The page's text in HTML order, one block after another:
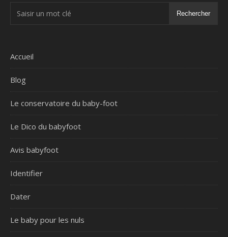
Rechercher
Accueil
Blog
Le conservatoire du baby-foot
Le Dico du babyfoot
Avis babyfoot
Identifier
Dater
Le baby pour les nuls